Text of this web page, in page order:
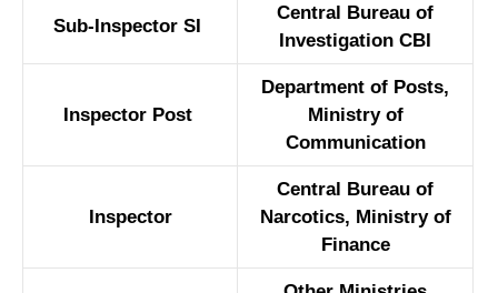
Sub-Inspector SI
Central Bureau of
Investigation CBI
Inspector Post
Department of Posts,
Ministry of
Communication
Inspector
Central Bureau of
Narcotics, Ministry of
Finance